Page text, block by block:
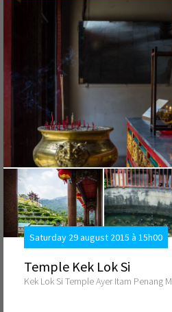
Saturday 29 august 2015 à 15h00
Temple Kek Lok Si
Kek Lok Si Temple Ayer Itam Penang